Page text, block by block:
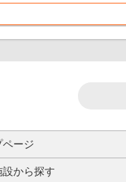
ページ
から探す